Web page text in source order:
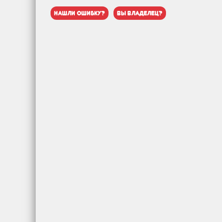
нашли ошибку? вы владелец?